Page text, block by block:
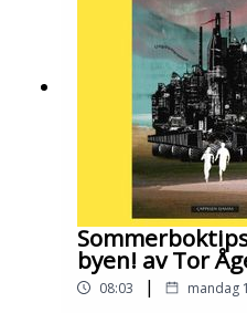
Gustafsson og
Sølvberget: https://
byen! av Tor
08:03 | mandag